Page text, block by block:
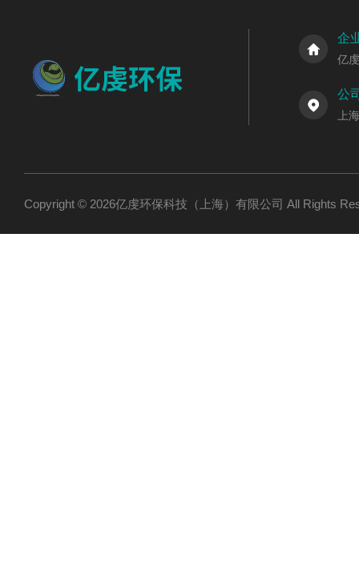
企
亿
公
上
Copyright © 2026亿虔环保科技（上海）有限公司 All Rights